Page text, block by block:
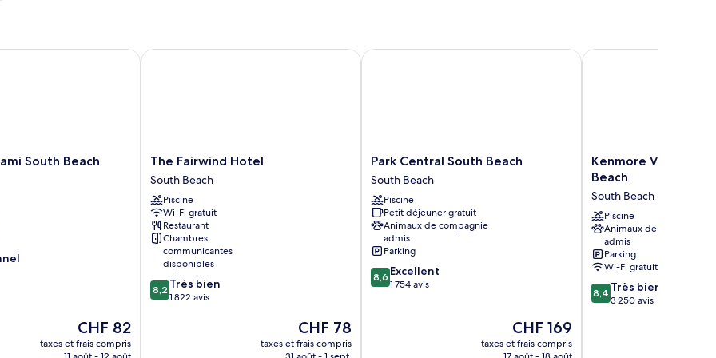
South Beach
Le
nouveau
prix
CHF 82
taxes et frais compris
South Beach
The
Fairwind
Hotel
South
Beach
The Fairwind Hotel
South Beach
Piscine
Wi-Fi gratuit
Restaurant
Chambres
communicantes
disponibles
8.2
sur
8,2 Très bien
1 822 avis
Le
nouveau
prix
CHF 78
taxes et frais compris
The Fairwind Hotel
Park
Central
South
Beach
South
Beach
Park Central South Beach
South Beach
Piscine
Petit déjeuner gratuit
Animaux de compagnie
admis
Parking
8.6
sur
8,6 Excellent
1 754 avis
Le
nouveau
prix
CHF 169
taxes et frais compris
Park Central South Beach
Kenmore
Village
South
Beach
South
Beach
Kenmore Village
Beach
South Beach
Piscine
Animaux de compagnie
admis
Parking
Wi-Fi gratuit
8.4
sur
8,4 Très bien
3 250 avis
Kenmore Village